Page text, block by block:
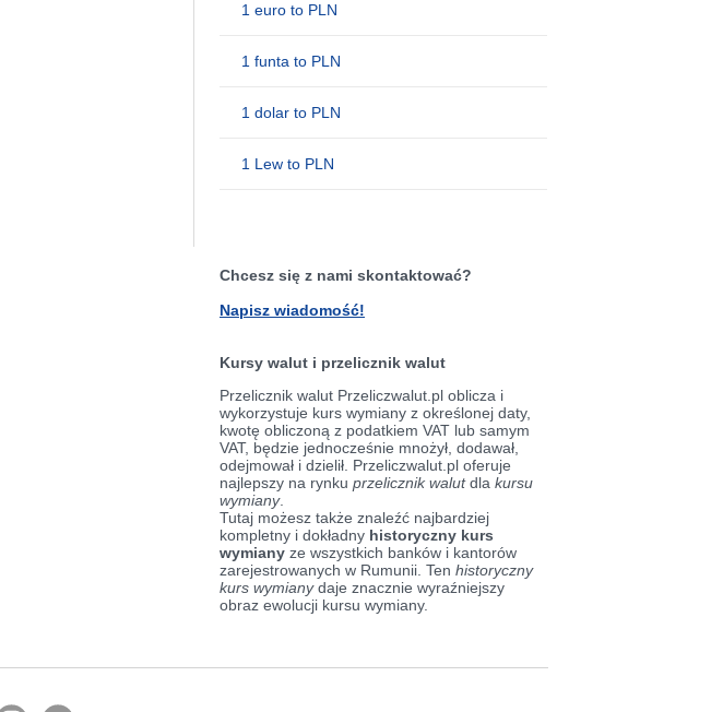
1 euro to PLN
1 funta to PLN
1 dolar to PLN
1 Lew to PLN
Chcesz się z nami skontaktować?
Napisz wiadomość!
Kursy walut i przelicznik walut
Przelicznik walut Przeliczwalut.pl oblicza i
wykorzystuje kurs wymiany z określonej daty,
kwotę obliczoną z podatkiem VAT lub samym
VAT, będzie jednocześnie mnożył, dodawał,
odejmował i dzielił. Przeliczwalut.pl oferuje
najlepszy na rynku przelicznik walutdla kursu
wymiany.
Tutaj możesz także znaleźć najbardziej
kompletny i dokładny historyczny kurs
wymiany ze wszystkich banków i kantorów
zarejestrowanych w Rumunii. Ten historyczny
kurs wymianydaje znacznie wyraźniejszy
obraz ewolucji kursu wymiany.